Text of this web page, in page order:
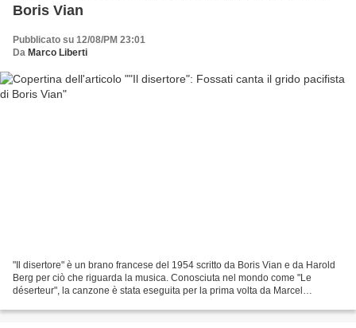
Boris Vian
Pubblicato su 12/08/PM 23:01
Da Marco Liberti
"Il disertore" è un brano francese del 1954 scritto da Boris Vian e da Harold
Berg per ciò che riguarda la musica. Conosciuta nel mondo come "Le
déserteur", la canzone è stata eseguita per la prima volta da Marcel